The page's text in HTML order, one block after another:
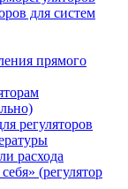
для систем
прямого
регуляторов
расхода
(регулятор